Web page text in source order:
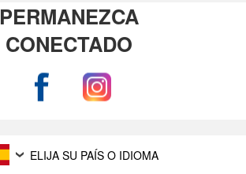
PERMANEZCA
CONECTADO
ELIJA SU PAÍS O IDIOMA